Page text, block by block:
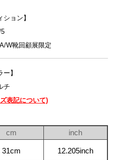
ション】
W靴回顧展限定
ー】
チ
表記について)
cm
inch
31cm 12.205inch